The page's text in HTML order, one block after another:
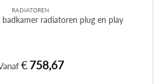
RADIATOREN
radiatoren plug en play
€ 758,67